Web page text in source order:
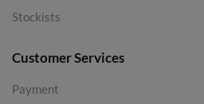
Stockists
Customer Services
Payment